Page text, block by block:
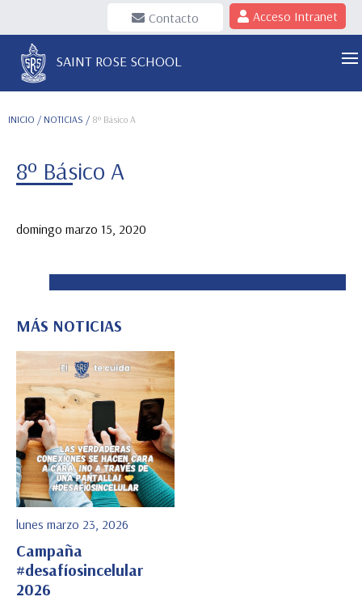
Contacto Acceso Intranet
SAINT ROSE SCHOOL
INICIO / NOTICIAS / 8º Básico A
8º Básico A
domingo marzo 15, 2020
MÁS NOTICIAS
lunes marzo 23, 2026
Campaña
#desafíosincelular
2026